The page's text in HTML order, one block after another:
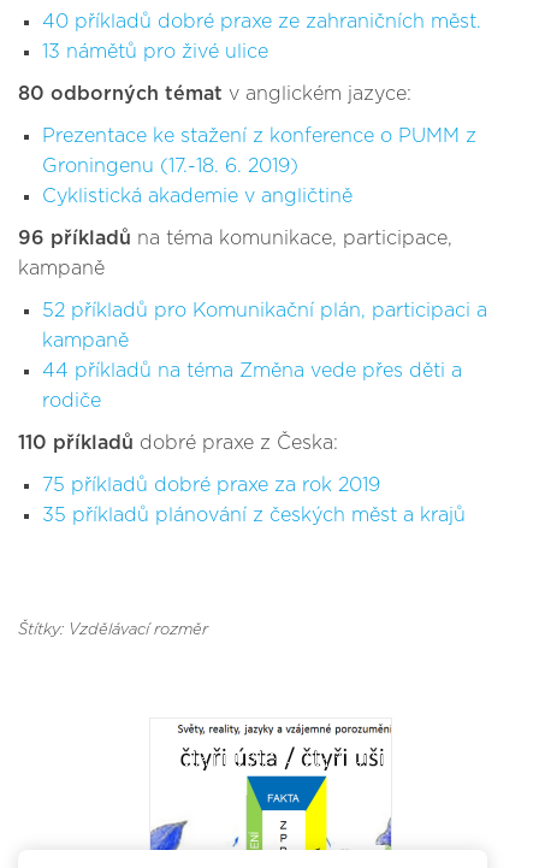
40 příkladů dobré praxe ze zahraničních měst.
13 námětů pro živé ulice
80 odborných témat v anglickém jazyce:
Prezentace ke stažení z konference o PUMM z
Groningenu (17.-18. 6. 2019)
Cyklistická akademie v angličtině
96 příkladů na téma komunikace, participace,
kampaně
52 příkladů pro Komunikační plán, participaci a
kampaně
44 příkladů na téma Změna vede přes děti a
rodiče
110 příkladů dobré praxe z Česka:
75 příkladů dobré praxe za rok 2019
35 příkladů plánování z českých měst a krajů
Štítky: Vzdělávací rozměr